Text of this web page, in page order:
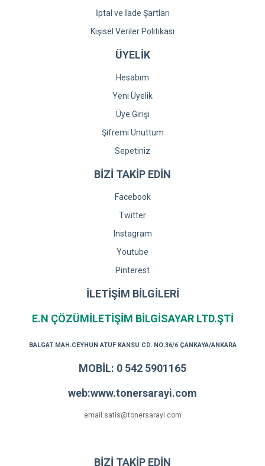
İptal ve İade Şartları
Kişisel Veriler Politikası
ÜYELİK
Hesabım
Yeni Üyelik
Üye Girişi
Şifremi Unuttum
Sepetiniz
BİZİ TAKİP EDİN
Facebook
Twitter
Instagram
Youtube
Pinterest
İLETİŞİM BİLGİLERİ
E.N ÇÖZÜMİLETİŞİM BİLGİSAYAR LTD.ŞTİ
BALGAT MAH.CEYHUN ATUF KANSU CD. NO:36/6 ÇANKAYA/ANKARA
MOBİL: 0 542 5901165
web:www.tonersarayi.com
email:satis@tonersarayi.com
BİZİ TAKİP EDİN